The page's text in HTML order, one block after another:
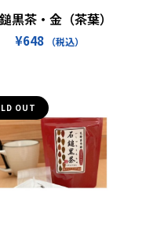
続きを読む
黒茶・金（茶葉）
¥648 （税込）
OUT